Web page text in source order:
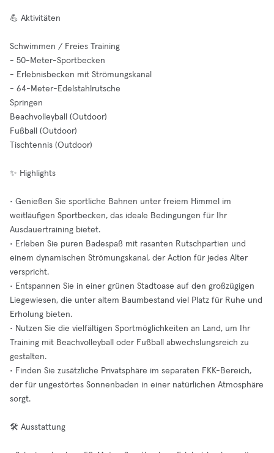
💪 Aktivitäten
Schwimmen / Freies Training
- 50-Meter-Sportbecken
- Erlebnisbecken mit Strömungskanal
- 64-Meter-Edelstahlrutsche
Springen
Beachvolleyball (Outdoor)
Fußball (Outdoor)
Tischtennis (Outdoor)
✨ Highlights
• Genießen Sie sportliche Bahnen unter freiem Himmel im
weitläufigen Sportbecken, das ideale Bedingungen für Ihr
Ausdauertraining bietet.
• Erleben Sie puren Badespaß mit rasanten Rutschpartien und
einem dynamischen Strömungskanal, der Action für jedes Alter
verspricht.
• Entspannen Sie in einer grünen Stadtoase auf den großzügigen
Liegewiesen, die unter altem Baumbestand viel Platz für Ruhe und
Erholung bieten.
• Nutzen Sie die vielfältigen Sportmöglichkeiten an Land, um Ihr
Training mit Beachvolleyball oder Fußball abwechslungsreich zu
gestalten.
• Finden Sie zusätzliche Privatsphäre im separaten FKK-Bereich,
der für ungestörtes Sonnenbaden in einer natürlichen Atmosphäre
sorgt.
🛠️ Ausstattung